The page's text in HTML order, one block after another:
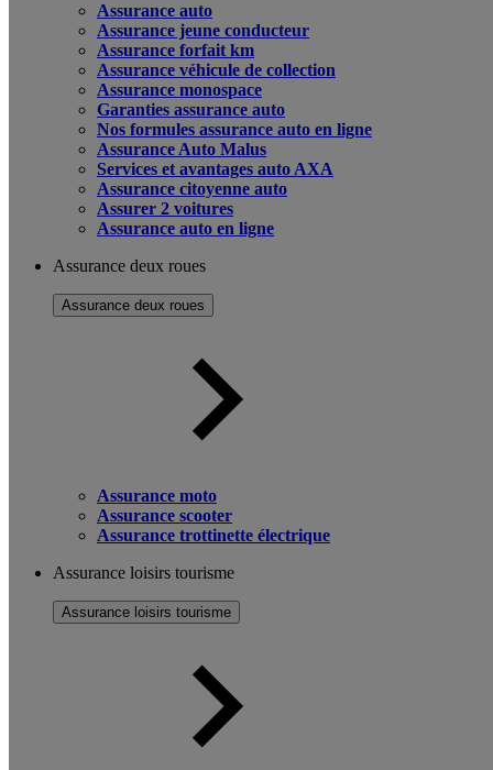
Assurance auto
Assurance jeune conducteur
Assurance forfait km
Assurance véhicule de collection
Assurance monospace
Garanties assurance auto
Nos formules assurance auto en ligne
Assurance Auto Malus
Services et avantages auto AXA
Assurance citoyenne auto
Assurer 2 voitures
Assurance auto en ligne
Assurance deux roues
Assurance deux roues
Assurance moto
Assurance scooter
Assurance trottinette électrique
Assurance loisirs tourisme
Assurance loisirs tourisme